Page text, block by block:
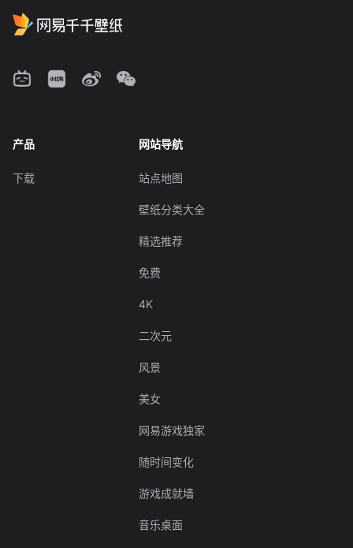
产品
下载
网站导航
站点地图
壁纸分类大全
精选推荐
免费
4K
二次元
风景
美女
网易游戏独家
随时间变化
游戏成就墙
音乐桌面